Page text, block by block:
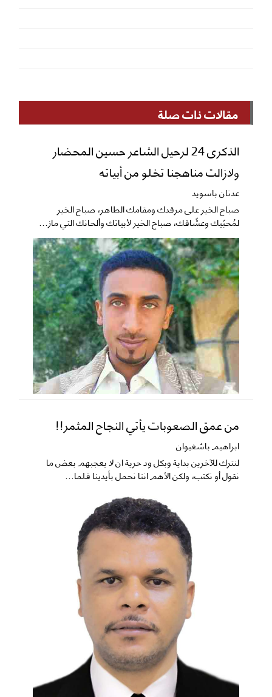
مقالات ذات صلة
الذكرى 24 لرحيل الشاعر حسين المحضار
ولازالت مناهجنا تخلو من أبياته
عدنان باسويد
صباح الخير على مرقدك ومقامك الطاهر، صباح الخير
لمُحبّيك وعشّاقك، صباح الخير لأبياتك وألحانك التي ماز...
من عمق الصعوبات يأتي النجاح المثمر!!
ابراهيم باشغيوان
لنترك للآخرين بداية وبكل ود حرية ان لا يعجبهم بعض ما
نقول أو نكتب، ولكن الأهم اننا نحمل بأيدينا قلما...